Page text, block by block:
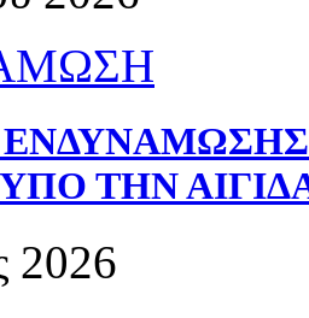
ΥΠΟ ΤΗΝ
2026